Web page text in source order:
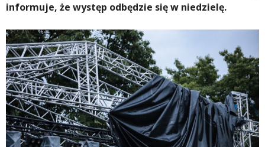
informuje, że występ odbędzie się w niedzielę.